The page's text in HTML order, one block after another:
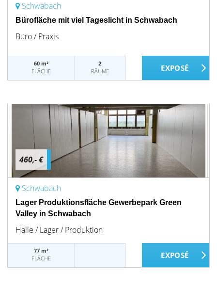
Schwabach
Bürofläche mit viel Tageslicht in Schwabach
Büro / Praxis
60 m²
FLÄCHE
2
RÄUME
460,- €
Schwabach
Lager Produktionsfläche Gewerbepark Green
Valley in Schwabach
Halle / Lager / Produktion
77 m²
FLÄCHE